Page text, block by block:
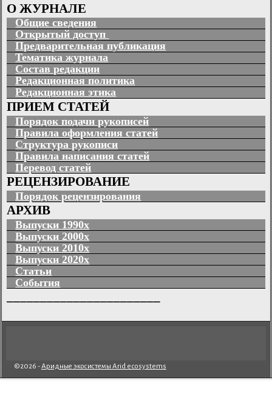
О ЖУРНАЛЕ
Общие сведения
Открытый доступ
Предварительная публикация
Тематика журнала
Состав редакции
Редакционная политика
Редакционная этика
ПРИЕМ СТАТЕЙ
Порядок подачи рукописей
Правила оформления статей
Структура рукописи
Правила написания статей
Перевод статей
РЕЦЕНЗИРОВАНИЕ
Порядок рецензирования
АРХИВ
Выпуски 1990х
Выпуски 2000х
Выпуски 2010х
Выпуски 2020х
Статьи
События
©2026 -Аридные экосистемы Arid ecosystems